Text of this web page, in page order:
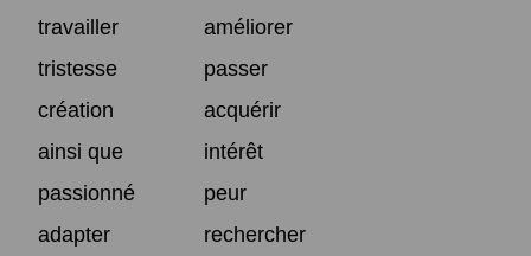
travailler
améliorer
tristesse
passer
création
acquérir
ainsi que
intérêt
passionné
peur
adapter
rechercher